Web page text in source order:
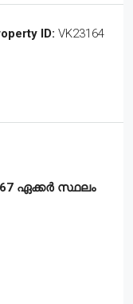
ID: VK23164
ഏക്കർ സ്ഥലം